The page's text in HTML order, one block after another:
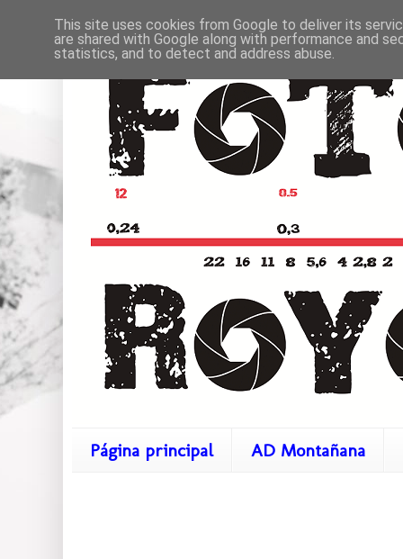
Página principal AD Montañana
This site uses cookies from Google to deliver its
are shared with Google along with performance and
statistics, and to detect and address abuse.